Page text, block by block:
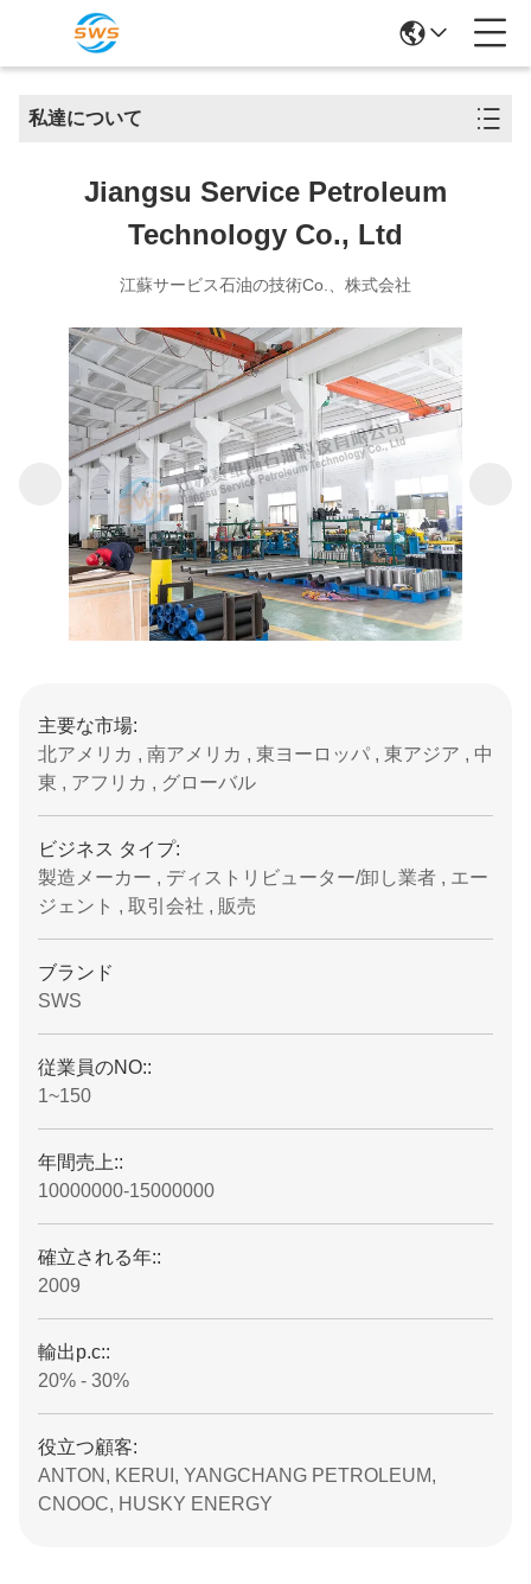
私達について
Jiangsu Service Petroleum
Technology Co., Ltd
江蘇サービス石油の技術Co.、株式会社
主要な市場:
北アメリカ , 南アメリカ , 東ヨーロッパ , 東アジア , 中
東 , アフリカ , グローバル
ビジネス タイプ:
製造メーカー , ディストリビューター/卸し業者 , エー
ジェント , 取引会社 , 販売
ブランド
SWS
従業員のNO::
1~150
年間売上::
10000000-15000000
確立される年::
2009
輸出p.c::
20% - 30%
役立つ顧客:
ANTON, KERUI, YANGCHANG PETROLEUM,
CNOOC, HUSKY ENERGY